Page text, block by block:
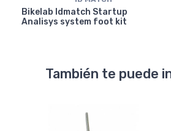
Bikelab Idmatch Startup
Analisys system foot kit
También te puede